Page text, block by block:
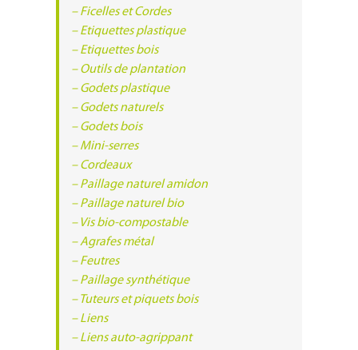
– Ficelles et Cordes
– Etiquettes plastique
– Etiquettes bois
– Outils de plantation
– Godets plastique
– Godets naturels
– Godets bois
– Mini-serres
– Cordeaux
– Paillage naturel amidon
– Paillage naturel bio
– Vis bio-compostable
– Agrafes métal
– Feutres
– Paillage synthétique
– Tuteurs et piquets bois
– Liens
– Liens auto-agrippant